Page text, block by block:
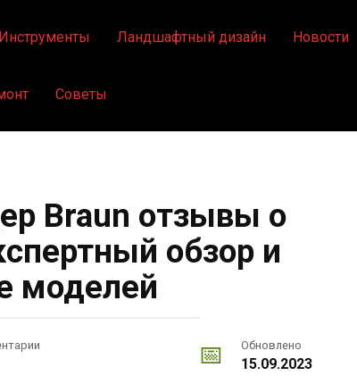
Инструменты Ландшафтный дизайн Новости
Советы
Braun отзывы о
обзор и
моделей
Обновлено
15.09.2023